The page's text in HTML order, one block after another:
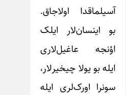
آسیلماقدا اولاجاق.
بو اینسان‌لار ایلک
اؤنجه عاغیل‌لاری
ایله بو یولا چیخیرلار،
سونرا اورک‌لری ایله